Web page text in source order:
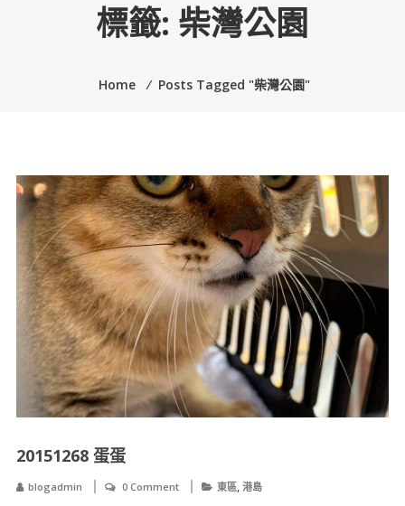
標籤: 柴灣公園
Home ⁄ Posts Tagged "柴灣公園"
20151268 蛋蛋
blogadmin 0 Comment 東區, 港島